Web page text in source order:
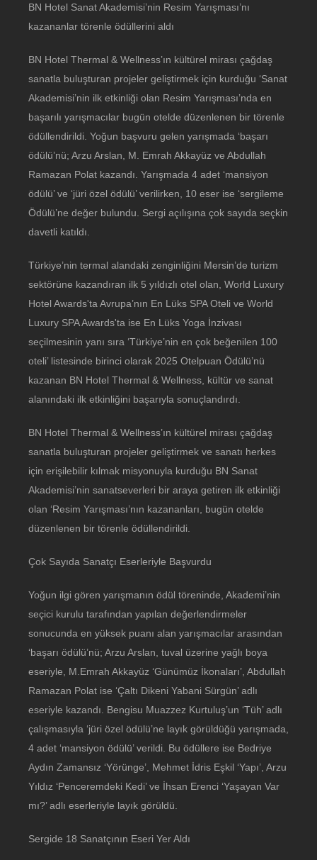
BN Hotel Sanat Akademisi’nin Resim Yarışması’nı
kazananlar törenle ödüllerini aldı
BN Hotel Thermal & Wellness’ın kültürel mirası çağdaş
sanatla buluşturan projeler geliştirmek için kurduğu ‘Sanat
Akademisi’nin ilk etkinliği olan Resim Yarışması’nda en
başarılı yarışmacılar bugün otelde düzenlenen bir törenle
ödüllendirildi. Yoğun başvuru gelen yarışmada ‘başarı
ödülü’nü; Arzu Arslan, M. Emrah Akkayüz ve Abdullah
Ramazan Polat kazandı. Yarışmada 4 adet ‘mansiyon
ödülü’ ve ‘jüri özel ödülü’ verilirken, 10 eser ise ‘sergileme
Ödülü’ne değer bulundu. Sergi açılışına çok sayıda seçkin
davetli katıldı.
Türkiye’nin termal alandaki zenginliğini Mersin’de turizm
sektörüne kazandıran ilk 5 yıldızlı otel olan, World Luxury
Hotel Awards'ta Avrupa’nın En Lüks SPA Oteli ve World
Luxury SPA Awards'ta ise En Lüks Yoga İnzivası
seçilmesinin yanı sıra ‘Türkiye’nin en çok beğenilen 100
oteli’ listesinde birinci olarak 2025 Otelpuan Ödülü’nü
kazanan BN Hotel Thermal & Wellness, kültür ve sanat
alanındaki ilk etkinliğini başarıyla sonuçlandırdı.
BN Hotel Thermal & Wellness’ın kültürel mirası çağdaş
sanatla buluşturan projeler geliştirmek ve sanatı herkes
için erişilebilir kılmak misyonuyla kurduğu BN Sanat
Akademisi’nin sanatseverleri bir araya getiren ilk etkinliği
olan ‘Resim Yarışması’nın kazananları, bugün otelde
düzenlenen bir törenle ödüllendirildi.
Çok Sayıda Sanatçı Eserleriyle Başvurdu
Yoğun ilgi gören yarışmanın ödül töreninde, Akademi’nin
seçici kurulu tarafından yapılan değerlendirmeler
sonucunda en yüksek puanı alan yarışmacılar arasından
‘başarı ödülü’nü; Arzu Arslan, tuval üzerine yağlı boya
eseriyle, M.Emrah Akkayüz ‘Günümüz İkonaları’, Abdullah
Ramazan Polat ise ‘Çaltı Dikeni Yabani Sürgün’ adlı
eseriyle kazandı. Bengisu Muazzez Kurtuluş’un ‘Tüh’ adlı
çalışmasıyla ‘jüri özel ödülü’ne layık görüldüğü yarışmada,
4 adet ‘mansiyon ödülü’ verildi. Bu ödüllere ise Bedriye
Aydın Zamansız ‘Yörünge’, Mehmet İdris Eşkil ‘Yapı’, Arzu
Yıldız ‘Penceremdeki Kedi’ ve İhsan Erenci ‘Yaşayan Var
mı?’ adlı eserleriyle layık görüldü.
Sergide 18 Sanatçının Eseri Yer Aldı